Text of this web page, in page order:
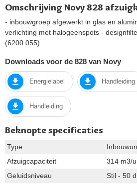
Omschrijving Novy 828
- inbouwgroep afgewerkt in glas en
verlichting met halogeenspots -
(6200.055)
Downloads voor de 828 van Novy
Energielabel Handleiding
Handleiding
Beknopte specificaties
Type
Afzuigcapaciteit
314 m3/
Geluidsniveau
Stil - 50